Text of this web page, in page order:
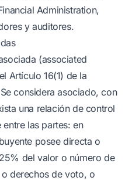
Administration,
y auditores.
(associated
Artículo 16(1) de la
considera asociado, con
una relación de control
las partes: en
posee directa o
del valor o número de
derechos de voto, o